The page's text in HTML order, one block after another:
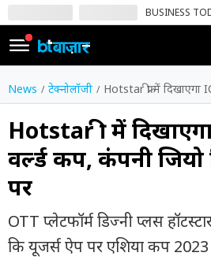
BUSINESS
SIGN
IN
Dark
Mode
होम
बाज़ार
वीडियो
News टेक्नोलॉजी Hotstar फ्री में दिखाएगा ICC
Hotstar फ्री में
वर्ल्ड कप, कंपनी जियो
पर
OTT प्लेटफॉर्म डिज्नी प्लस
कि यूजर्स ऐप पर एशिया कप